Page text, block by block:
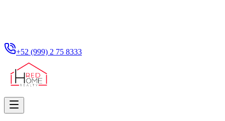
+52 (999) 2 75 8333